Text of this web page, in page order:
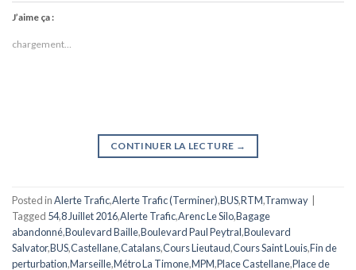
J’aime ça :
chargement…
CONTINUER LA LECTURE →
Posted inAlerte Trafic,Alerte Trafic (Terminer),BUS,RTM,Tramway
Tagged 54,8 Juillet 2016,Alerte Trafic,Arenc Le Silo,Bagage
abandonné,Boulevard Baille,Boulevard Paul Peytral,Boulevard
Salvator,BUS,Castellane,Catalans,Cours Lieutaud,Cours Saint Louis,Fin de
perturbation,Marseille,Métro La Timone,MPM,Place Castellane,Place de